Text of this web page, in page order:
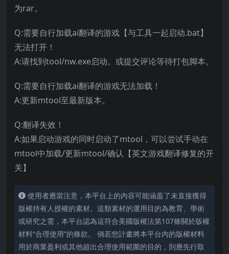
为rar。
Q:需要自行加载ai翻译的游戏【与工具一起启动.bat】
无法打开！
A:请找到tool/nw.exe启动。或提交评论等待打包脚本。
Q:需要自行加载ai翻译的游戏无法加载！
A:更新mtool至最新版本。
Q:翻译失效！
A:如果启动游戏的同时启动了mtool，可以尝试手动在
mtool中加载/更新mtool/确认【英文游戏翻译修复的开
关】
使用者應當注意，本平台上的內容可能涵蓋了未直接獲得
版權持有人授權的素材。這類素材的運用目的為教育、學術
或研究之需，本平台認為這符合美國版權法第107條關於版權
材料“合理使用”的條款。 倘若您計畫將本平台內的版權材料
用於商業盈利或其他超出合理使用範圍的目的，則應先行取